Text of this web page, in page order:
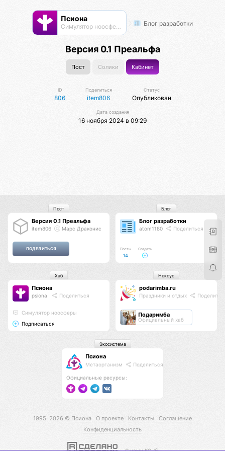
Псиона
Cимулятор ноосферы Блог разработки
Версия 0.1 Преальфа
Пост Солики Кабинет
ID
806
Поделиться
item806
Статус
Опубликован
Дата создания
16 ноября 2024 в 09:29
Версия 0.1 Преальфа
item806 Марс Драконис
Пост
Блог разработки
atom1180 Поделиться
Посты
14
Создать
Блог
Псиона
psiona Поделиться
Cимулятор ноосферы
Подписаться
Хаб
podarimba.ru
Праздники и отдых
Подаримба
Официальный хаб
Нексус
Псиона
Метаорганизм Поделиться
Официальные ресурсы:
Экосистема
1995–2026 © Псиона О проекте Контакты
Соглашение
Конфиденциальность